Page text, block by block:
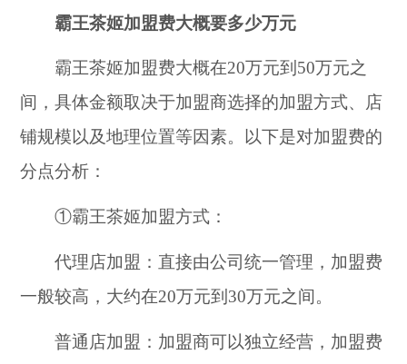
霸王茶姬加盟费大概要多少万元
霸王茶姬加盟费大概在20万元到50万元之
间，具体金额取决于加盟商选择的加盟方式、店
铺规模以及地理位置等因素。以下是对加盟费的
分点分析：
①霸王茶姬加盟方式：
代理店加盟：直接由公司统一管理，加盟费
一般较高，大约在20万元到30万元之间。
普通店加盟：加盟商可以独立经营，加盟费